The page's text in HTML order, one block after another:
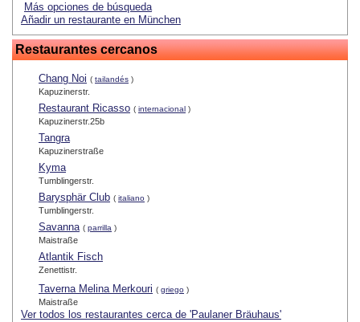
Más opciones de búsqueda
Añadir un restaurante en München
Restaurantes cercanos
Chang Noi ( tailandés )
Kapuzinerstr.
Restaurant Ricasso ( internacional )
Kapuzinerstr.25b
Tangra
Kapuzinerstraße
Kyma
Tumblingerstr.
Barysphär Club ( italiano )
Tumblingerstr.
Savanna ( parrilla )
Maistraße
Atlantik Fisch
Zenettistr.
Taverna Melina Merkouri ( griego )
Maistraße
Ver todos los restaurantes cerca de 'Paulaner Bräuhaus'